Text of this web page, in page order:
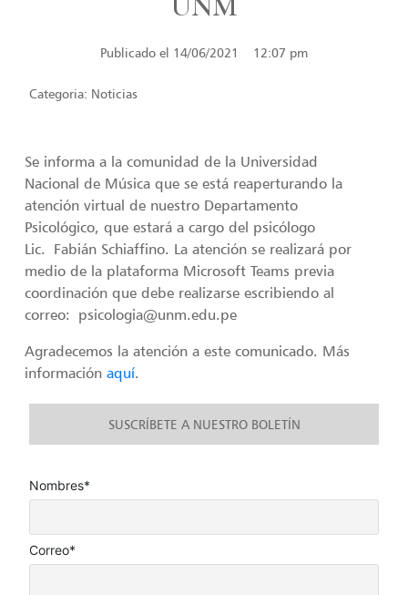
Publicado el 14/06/2021 12:07 pm
Categoria: Noticias
Se informa a la comunidad de la Universidad
Nacional de Música que se está reaperturando la
atención virtual de nuestro Departamento
Psicológico, que estará a cargo del psicólogo
Lic. Fabián Schiaffino. La atención se realizará por
medio de la plataforma Microsoft Teams previa
coordinación que debe realizarse escribiendo al
correo: psicologia@unm.edu.pe
Agradecemos la atención a este comunicado. Más
informaciónaquí.
SUSCRÍBETE A NUESTRO BOLETÍN
Nombres*
Correo*